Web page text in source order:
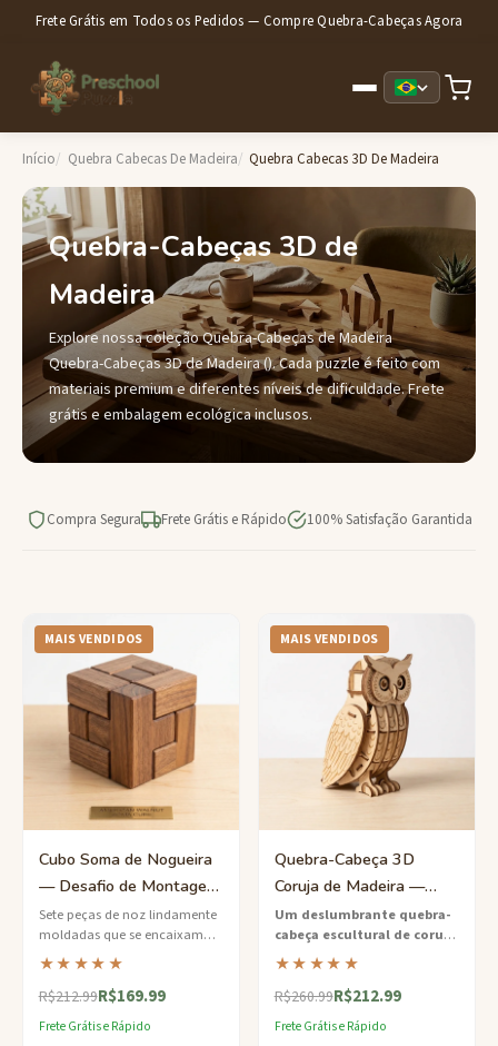
Frete Grátis em Todos os Pedidos — Compre Quebra-Cabeças Agora
Início Quebra Cabecas De Madeira Quebra Cabecas 3D De Madeira
Quebra-Cabeças 3D de
Madeira
Explore nossa coleção Quebra-Cabeças de Madeira
Quebra-Cabeças 3D de Madeira (). Cada puzzle é feito com
materiais premium e diferentes níveis de dificuldade. Frete
grátis e embalagem ecológica inclusos.
Compra Segura Frete Grátis e Rápido 100% Satisfação Garantida
MAIS VENDIDOS
Cubo Soma de Nogueira
— Desafio de Montagem
3D com 7 Peças
Sete peças de noz lindamente
moldadas que se encaixam
para formar um cubo perfeito
— além de mais de 200
configurações alternativas
★★★★★
R$212.99R$169.99
Frete Grátis e Rápido
MAIS VENDIDOS
Quebra-Cabeça 3D
Coruja de Madeira —
Escultura Ecológica para
Montar
Um deslumbrante quebra-
cabeça escultural de coruja
3D
cortado a laser de
compensado de bétula de
origem sustentável que se
para casa após montado.
★★★★★
R$260.99R$212.99
Frete Grátis e Rápido